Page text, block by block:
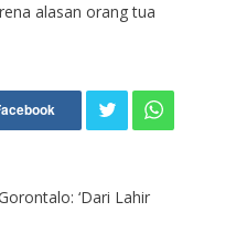
alasan orang tua
‘Dari Lahir